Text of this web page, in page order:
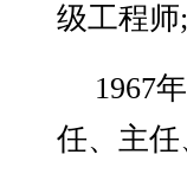
级工程师;
1967
任、主任